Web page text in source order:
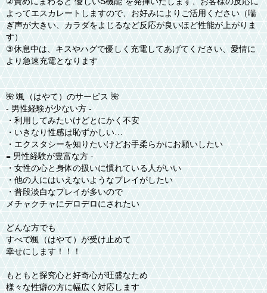
よってエスカレートしますので、お好みによりご活用ください（喘
ぎ声が大きい、カラダをよじるなど反応が良いほど性能が上がりま
す）
③休息中は、キスやハグで優しく充電してあげてください、愛情に
より急速充電となります
🌺 颯（はやて）のサービス 🌺
- 男性経験が少ない方 -
・利用してみたいけどとにかく不安
・いきなり性感は恥ずかしい…
・エクスタシーを知りたいけどお手柔らかにお願いしたい
= 男性経験が豊富な方 -
・女性の心と身体の扱いに慣れている人がいい
・他の人にはいえないようなプレイがしたい
・普段淡白なプレイが多いので
メチャクチャにデロデロにされたい
どんな方でも
すべて颯（はやて）が受け止めて
幸せにします！！！
もともと探究心と好奇心が旺盛なため
様々な性癖の方に幅広く対応します